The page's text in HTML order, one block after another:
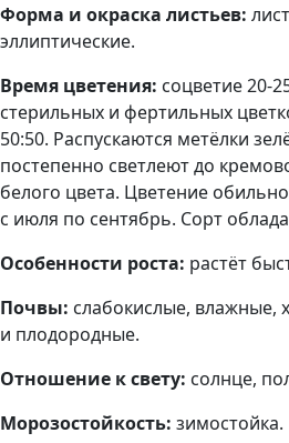
Форма и окраска листьев:
эллиптические.
Время цветения: соцветие 20-
стерильных и фертильных
50:50. Распускаются метёлки
постепенно светлеют до
белого цвета. Цветение
с июля по сентябрь. Сорт
Особенности роста: растёт
Почвы: слабокислые,
и плодородные.
Отношение к свету: солнце,
Морозостойкость: зимостойка.